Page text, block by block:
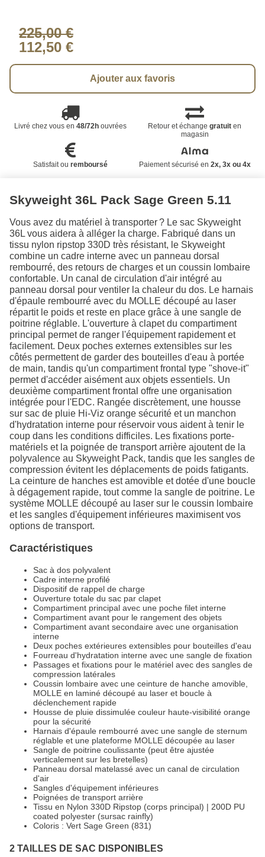
225,00 €
112,50 €
Ajouter aux favoris
Livré chez vous en 48/72houvrées Retour et échangegratuit en
magasin
Satisfait ou remboursé Paiement sécurisé en 2x, 3x ou 4x
Skyweight 36L Pack Sage Green 5.11
Vous avez du matériel à transporter ? Le sac Skyweight
36L vous aidera à alléger la charge. Fabriqué dans un
tissu nylon ripstop 330D très résistant, le Skyweight
combine un cadre interne avec un panneau dorsal
rembourré, des retours de charges et un coussin lombaire
confortable. Un canal de circulation d'air intégré au
panneau dorsal pour ventiler la chaleur du dos. Le harnais
d'épaule rembourré avec du MOLLE découpé au laser
répartit le poids et reste en place grâce à une sangle de
poitrine réglable. L'ouverture à clapet du compartiment
principal permet de ranger l'équipement rapidement et
facilement. Deux poches externes extensibles sur les
côtés permettent de garder des bouteilles d'eau à portée
de main, tandis qu'un compartiment frontal type "shove-it"
permet d'accéder aisément aux objets essentiels. Un
deuxième compartiment frontal offre une organisation
intégrée pour l'EDC. Rangée discrètement, une housse
sur sac de pluie Hi-Viz orange sécurité et un manchon
d'hydratation interne pour réservoir vous aident à tenir le
coup dans les conditions difficiles. Les fixations porte-
matériels et la poignée de transport arrière ajoutent de la
polyvalence au Skyweight Pack, tandis que les sangles de
compression évitent les déplacements de poids fatigants.
La ceinture de hanches est amovible et dotée d'une boucle
à dégagement rapide, tout comme la sangle de poitrine. Le
système MOLLE découpé au laser sur le coussin lombaire
et les sangles d'équipement inférieures maximisent vos
options de transport.
Caractéristiques
Sac à dos polyvalent
Cadre interne profilé
Dispositif de rappel de charge
Ouverture totale du sac par clapet
Compartiment principal avec une poche filet interne
Compartiment avant pour le rangement des objets
Compartiment avant secondaire avec une organisation
interne
Deux poches extérieures extensibles pour bouteilles d'eau
Fourreau d'hydratation interne avec une sangle de fixation
Passages et fixations pour le matériel avec des sangles de
compression latérales
Coussin lombaire avec une ceinture de hanche amovible,
MOLLE en laminé découpé au laser et boucle à
déclenchement rapide
Housse de pluie dissimulée couleur haute-visibilité orange
pour la sécurité
Harnais d'épaule rembourré avec une sangle de sternum
réglable et une plateforme MOLLE découpée au laser
Sangle de poitrine coulissante (peut être ajustée
verticalement sur les bretelles)
Panneau dorsal matelassé avec un canal de circulation
d'air
Sangles d'équipement inférieures
Poignées de transport arrière
Tissu en Nylon 330D Ripstop (corps principal) | 200D PU
coated polyester (sursac rainfly)
Coloris : Vert Sage Green (831)
2 TAILLES DE SAC DISPONIBLES